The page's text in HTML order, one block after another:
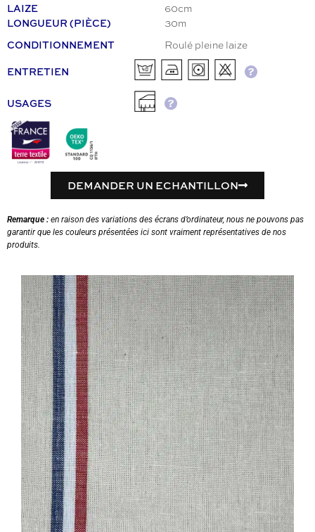
LAIZE 60cm
LONGUEUR (PIÈCE) 30m
CONDITIONNEMENT Roulé pleine laize
ENTRETIEN
USAGES
DEMANDER UN ECHANTILLON
Remarque : en raison des variations des écrans d’ordinateur, nous ne pouvons pas
garantir que les couleurs présentées ici sont vraiment représentatives de nos
produits.